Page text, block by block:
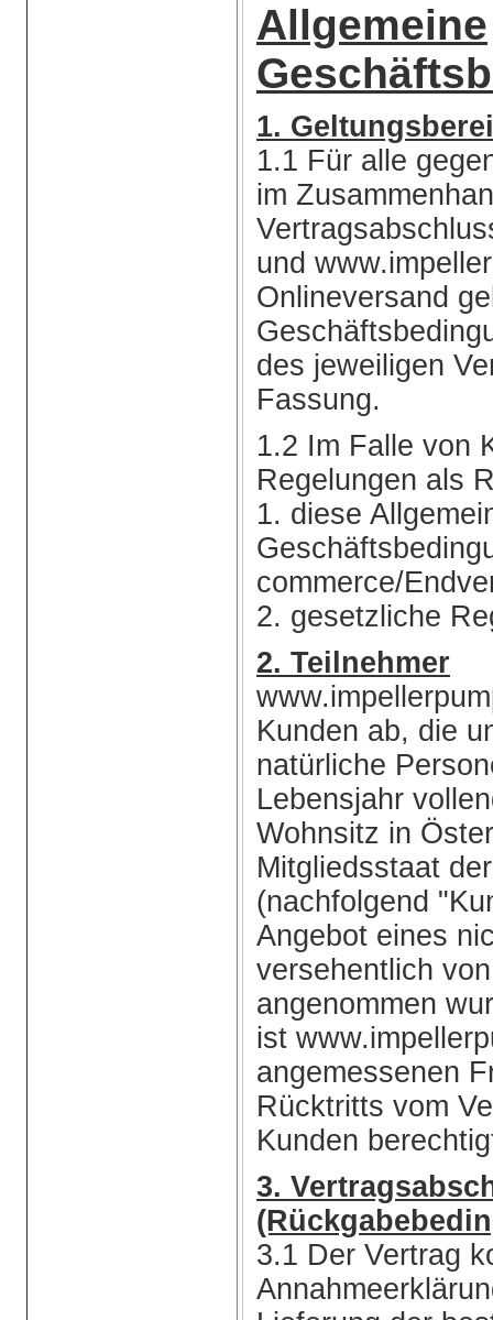
Allgemeine
1.
1.1 Für alle
im
und
Onlineversand
des jeweiligen
Fassung.
1.2 Im Falle von
Regelungen als
1. diese
commerce/
2. gesetzliche
2. Teilnehmer
Kunden ab, die
natürliche
Lebensjahr
Wohnsitz in
Mitgliedsstaat
(nachfolgend
Angebot eines
versehentlich
angenommen
ist
angemessenen
Rücktritts vom
Kunden
3.
3.1 Der Vertrag